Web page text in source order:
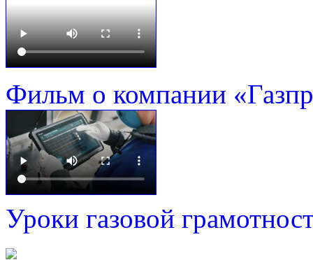
Фильм о компании
Уроки газовой